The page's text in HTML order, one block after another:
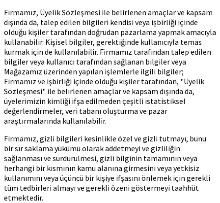
Firmamız, Üyelik Sözleşmesi ile belirlenen amaçlar ve kapsam
dışında da, talep edilen bilgileri kendisi veya işbirliği içinde
olduğu kişiler tarafından doğrudan pazarlama yapmak amacıyla
kullanabilir. Kişisel bilgiler, gerektiğinde kullanıcıyla temas
kurmak için de kullanılabilir. Firmamız tarafından talep edilen
bilgiler veya kullanıcı tarafından sağlanan bilgiler veya
Mağazamız üzerinden yapılan işlemlerle ilgili bilgiler;
Firmamız ve işbirliği içinde olduğu kişiler tarafından, "Üyelik
Sözleşmesi" ile belirlenen amaçlar ve kapsam dışında da,
üyelerimizin kimliği ifşa edilmeden çeşitli istatistiksel
değerlendirmeler, veri tabanı oluşturma ve pazar
araştırmalarında kullanılabilir.
Firmamız, gizli bilgileri kesinlikle özel ve gizli tutmayı, bunu
bir sır saklama yükümü olarak addetmeyi ve gizliliğin
sağlanması ve sürdürülmesi, gizli bilginin tamamının veya
herhangi bir kısmının kamu alanına girmesini veya yetkisiz
kullanımını veya üçüncü bir kişiye ifşasını önlemek için gerekli
tüm tedbirleri almayı ve gerekli özeni göstermeyi taahhüt
etmektedir.